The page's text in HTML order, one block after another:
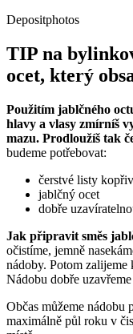
Depositphotos
TIP na
ocet, který
Použitím jablčného
hlavy a vlasy zmírníš
mazu. Prodloužíš tak
budeme potřebovat:
čerstvé listy
jablčný ocet
dobře
Jak připravit směs
očistíme, jemně
nádoby. Potom
Nádobu dobře
Občas můžeme nádobu
maximálně půl roku v